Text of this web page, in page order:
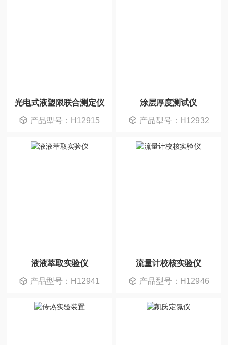
光电式液塑限联合测定仪
产品型号：H12915
涂层厚度测试仪
产品型号：H12932
液液萃取实验仪
产品型号：H12941
流量计校核实验仪
产品型号：H12946